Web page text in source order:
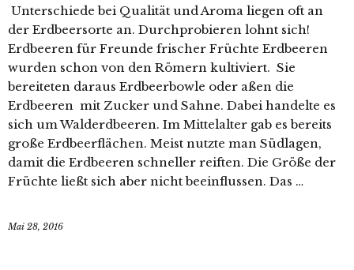
Unterschiede bei Qualität und Aroma liegen oft an
der Erdbeersorte an. Durchprobieren lohnt sich!
Erdbeeren für Freunde frischer Früchte Erdbeeren
wurden schon von den Römern kultiviert. Sie
bereiteten daraus Erdbeerbowle oder aßen die
Erdbeeren mit Zucker und Sahne. Dabei handelte es
sich um Walderdbeeren. Im Mittelalter gab es bereits
große Erdbeerflächen. Meist nutzte man Südlagen,
damit die Erdbeeren schneller reiften. Die Größe der
Früchte ließt sich aber nicht beeinflussen. Das …
Mai 28, 2016